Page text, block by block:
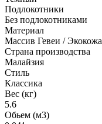
Подлокотники
Без подлокотниками
Материал
Массив Гевеи / Экокожа
Страна производства
Малайзия
Стиль
Классика
Вес (кг)
5.6
Обьем (м3)